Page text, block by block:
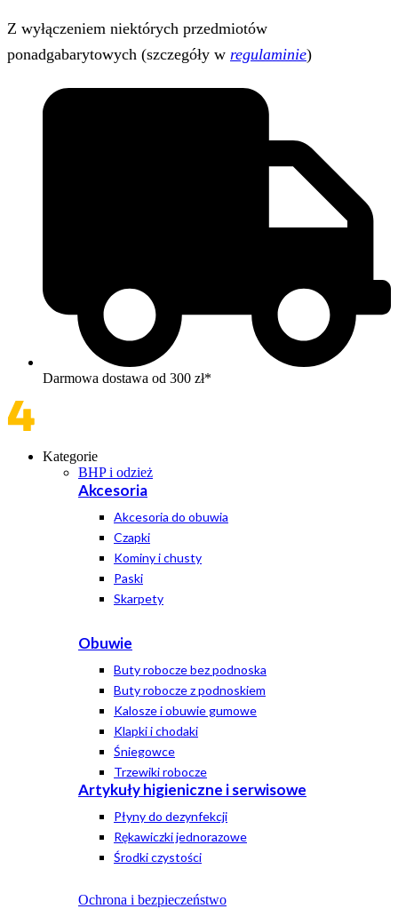
Z wyłączeniem niektórych przedmiotów
ponadgabarytowych (szczegóły w regulaminie)
Darmowa dostawa od 300 zł*
Kategorie
BHP i odzież
Akcesoria
Akcesoria do obuwia
Czapki
Kominy i chusty
Paski
Skarpety
Obuwie
Buty robocze bez podnoska
Buty robocze z podnoskiem
Kalosze i obuwie gumowe
Klapki i chodaki
Śniegowce
Trzewiki robocze
Artykuły higieniczne i serwisowe
Płyny do dezynfekcji
Rękawiczki jednorazowe
Środki czystości
Ochrona i bezpieczeństwo